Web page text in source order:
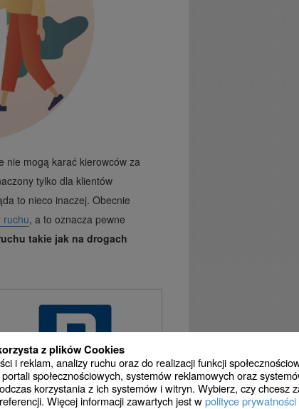
z plików Cookies
i reklam, analizy ruchu oraz do realizacji funkcji
społecznościowych, systemów reklamowych oraz
korzystania z ich systemów i witryn. Wybierz, czy chcesz
Więcej informacji zawartych jest wpolityce prywatności
nie mogą karać kierowców za
tylko dla klientów
to nieco inaczej. Obecnie
ruchu, a to oznacza pewne
takie jak na drogach